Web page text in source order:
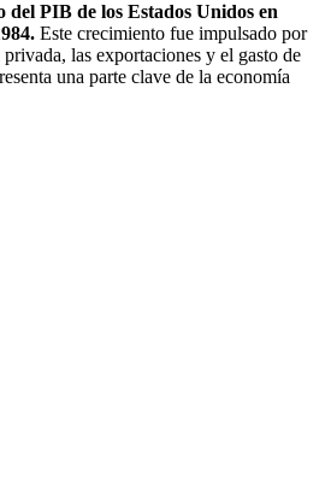
del PIB de los Estados Unidos en
Este crecimiento fue impulsado por
las exportaciones y el gasto de
una parte clave de la economía